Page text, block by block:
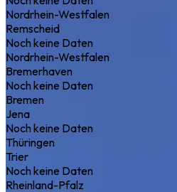
Nordrhein-Westfalen
Remscheid
Noch keine Daten
Nordrhein-Westfalen
Bremerhaven
Noch keine Daten
Bremen
Jena
Noch keine Daten
Thüringen
Trier
Noch keine Daten
Rheinland-Pfalz